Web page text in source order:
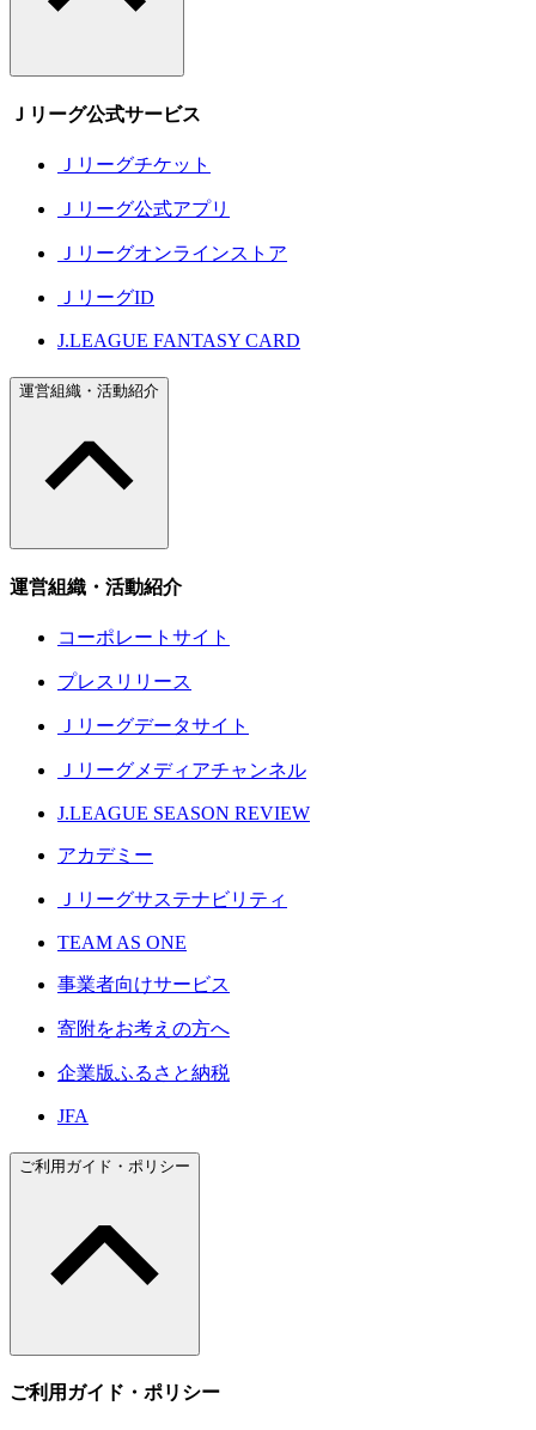
Ｊリーグ公式サービス
Ｊリーグチケット
Ｊリーグ公式アプリ
Ｊリーグオンラインストア
ＪリーグID
J.LEAGUE FANTASY CARD
運営組織・活動紹介
運営組織・活動紹介
コーポレートサイト
プレスリリース
Ｊリーグデータサイト
Ｊリーグメディアチャンネル
J.LEAGUE SEASON REVIEW
アカデミー
Ｊリーグサステナビリティ
TEAM AS ONE
事業者向けサービス
寄附をお考えの方へ
企業版ふるさと納税
JFA
ご利用ガイド・ポリシー
ご利用ガイド・ポリシー